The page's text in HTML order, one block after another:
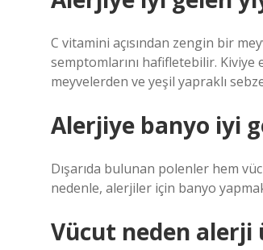
C vitamini açısından zengin bir
semptomlarını hafifletebilir.
meyvelerden ve yeşil yapraklı
Alerjiye banyo iyi
Dışarıda bulunan polenler hem
nedenle, alerjiler için banyo
Vücut neden alerji